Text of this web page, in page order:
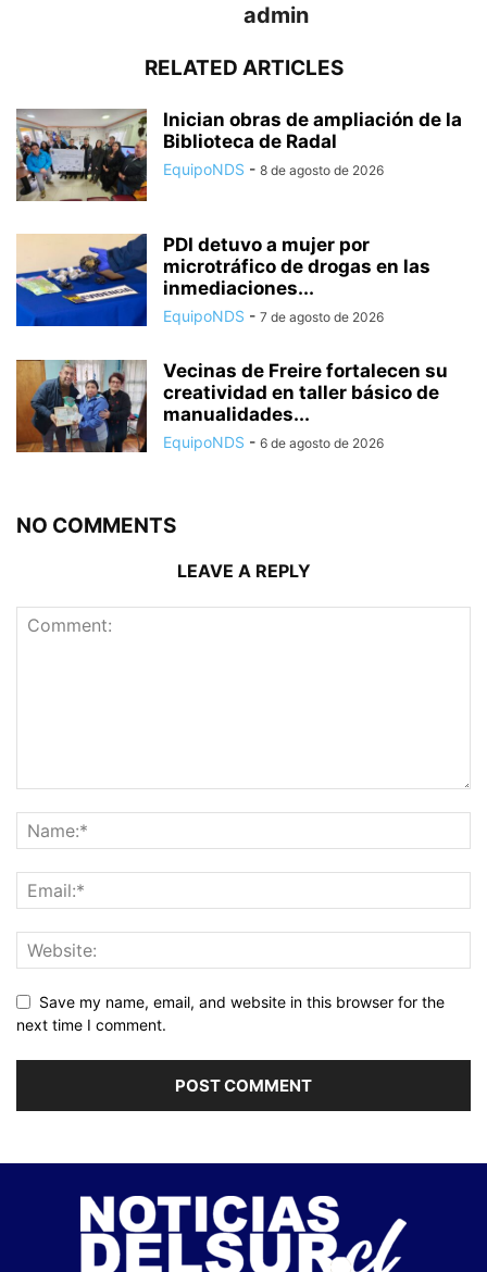
admin
RELATED ARTICLES
Inician obras de ampliación de la
Biblioteca de Radal
EquipoNDS - 8 de agosto de 2026
PDI detuvo a mujer por
microtráfico de drogas en las
inmediaciones...
EquipoNDS - 7 de agosto de 2026
Vecinas de Freire fortalecen su
creatividad en taller básico de
manualidades...
EquipoNDS - 6 de agosto de 2026
NO COMMENTS
LEAVE A REPLY
Save my name, email, and website in this browser for the
next time I comment.